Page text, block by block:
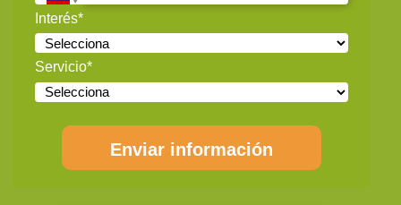
Interés*
Servicio*
Enviar información